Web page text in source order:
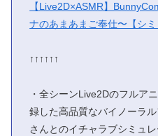
【Live2D×ASMR】
ナのあまあまご奉仕〜【シミ
↑↑↑↑↑↑
・全シーンLive2Dのフルア
録した高品質なバイノーラ
さんとのイチャラブシミュレ